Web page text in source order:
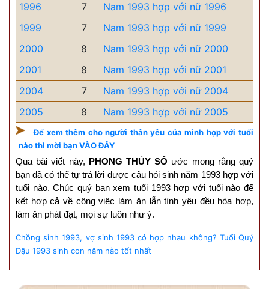
1996
7
Nam 1993 hợp với nữ 1996
1999
7
Nam 1993 hợp với nữ 1999
2000
8
Nam 1993 hợp với nữ 2000
2001
8
Nam 1993 hợp với nữ 2001
2004
7
Nam 1993 hợp với nữ 2004
2005
8 Nam 1993 hợp với nữ 2005
Để xem thêm cho người thân yêu của mình hợp với tuổi
nào thì mời bạn VÀO ĐÂY
Qua bài viết này,
PHONG THỦY SỐ ước mong rằng quý
bạn đã có thể tự trả lời được câu hỏi sinh năm 1993 hợp với
tuổi nào. Chúc quý bạn xem tuổi 1993 hợp với tuổi nào để
kết hợp cả về công việc làm ăn lẫn tình yêu đều hòa hợp,
làm ăn phát đạt, mọi sự luôn như ý.
Chồng sinh 1993, vợ sinh 1993 có hợp nhau không? Tuổi Quý
Dậu 1993 sinh con năm nào tốt nhất